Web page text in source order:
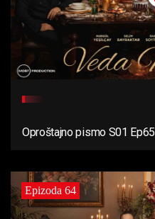
Oproštajno pismo S01 Ep65
Epizoda 64